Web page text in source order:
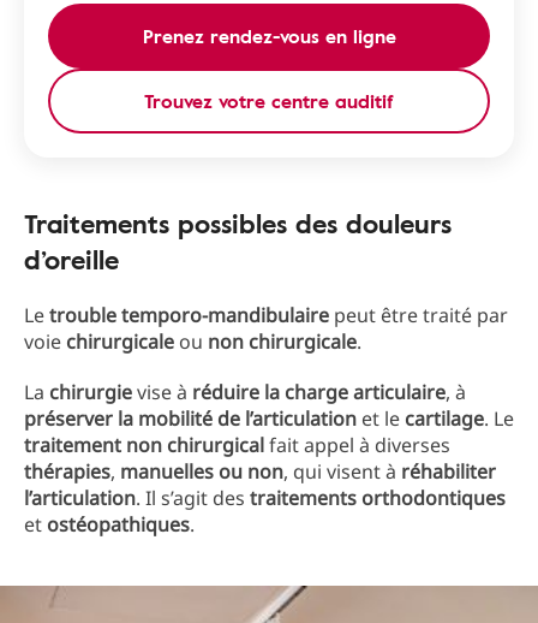
Prenez rendez-vous en ligne
Trouvez votre centre auditif
Traitements possibles des douleurs
d’oreille
Letrouble temporo-mandibulaire peut être traité par
voie chirurgicale ou non chirurgicale.
La chirurgievise à réduire la charge articulaire, à
préserver la mobilité de l’articulation et le cartilage. Le
traitement non chirurgicalfait appel à diverses
thérapies, manuelles ou non, qui visent à réhabiliter
l’articulation. Il s’agit des traitements orthodontiques
et ostéopathiques.